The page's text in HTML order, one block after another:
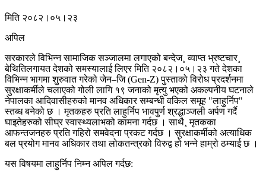
मिति २०८२।०५।२३
अपिल
सरकारले विभिन्न सामाजिक सञ्जालमा लगाएको बन्देज¸ व्याप्त भ्रष्टचार¸
बेथितिलगायत देशको समस्यालाई लिएर मिति २०८२।०५।२३ गते देशका
विभिन्न भागमा शुरुवात गरेको जेन–जि (Gen-Z) पुस्ताको विरोध प्रदर्शनमा
सुरक्षाकर्मीले चलाएको गोली लागि १९ जनाको मृत्यु भएको अकल्पनीय घटनाले
नेपालका आदिवासीहरुको मानव अधिकार सम्बन्धी वकिल समूह "लाहुर्निप"
स्तब्ध बनेको छ । मृतकहरु प्रति लाहुर्निप भावपुर्ण श्रद्धाञ्जली अर्पण गर्दै
घाइतेहरुको सीघ्र स्वास्थ्यलाभको कामना गर्दछ । साथै¸ मृतकका
आफन्तजनहरु प्रति गहिरो समवेदना प्रकट गर्दछ । सुरक्षाकर्मीको अत्याधिक
बल प्रयोग मानव अधिकार तथा लोकतन्त्रको विरुद्व हो भन्ने हाम्रो ठम्याई छ ।
यस विषयमा लाहुर्निप निम्न अपिल गर्दछ: